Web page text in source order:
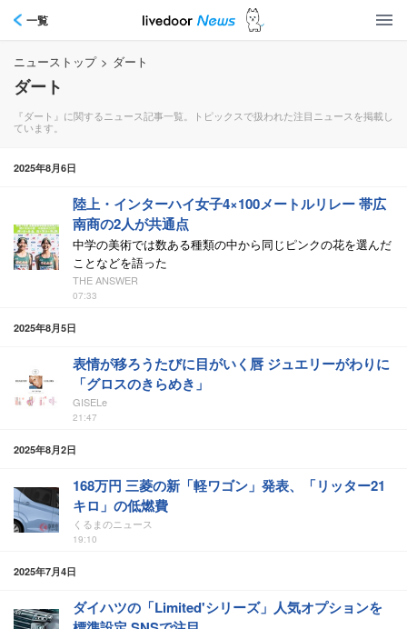
一覧
ニューストップ > ダート
ダート
『ダート』に関するニュース記事一覧。トピックスで扱われた注目ニュースを掲載し
ています。
2025年8月6日
陸上・インターハイ女子4×100メートルリレー 帯広
南商の2人が共通点
中学の美術では数ある種類の中から同じピンクの花を選んだ
ことなどを語った
THE ANSWER
07:33
2025年8月5日
表情が移ろうたびに目がいく唇 ジュエリーがわりに
「グロスのきらめき」
GISELe
21:47
2025年8月2日
168万円 三菱の新「軽ワゴン」発表、「リッター21
キロ」の低燃費
くるまのニュース
19:10
2025年7月4日
ダイハツの「Limited'シリーズ」人気オプションを